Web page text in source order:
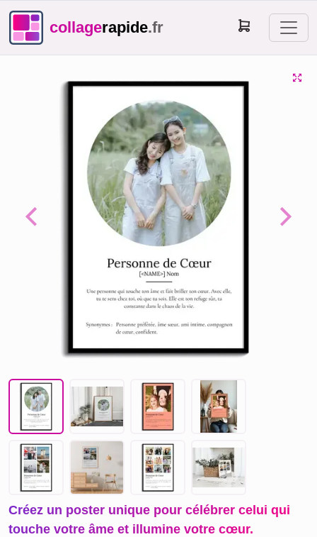
collagerapide.fr
Previous Next
Créez un poster unique pour célébrer celui qui
touche votre âme et illumine votre cœur.